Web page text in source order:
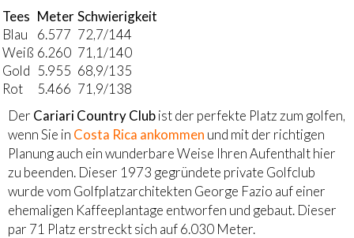
Tees MeterSchwierigkeit
Blau
6.577 72,7/144
Weiß 6.260 71,1/140
Gold 5.955 68,9/135
Rot
5.466 71,9/138
Der Cariari Country Clubist der perfekte Platz zum golfen,
wenn Sie in Costa Rica ankommen und mit der richtigen
Planung auch ein wunderbare Weise Ihren Aufenthalt hier
zu beenden. Dieser 1973 gegründete private Golfclub
wurde vom Golfplatzarchitekten George Fazio auf einer
ehemaligen Kaffeeplantage entworfen und gebaut. Dieser
par 71 Platz erstreckt sich auf 6.030 Meter.